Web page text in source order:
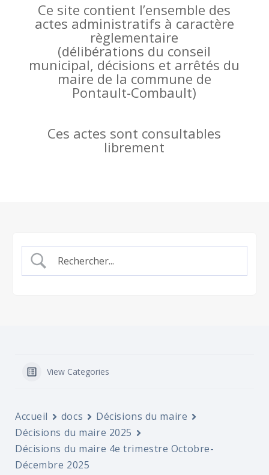
Ce site contient l’ensemble des
actes administratifs à caractère
règlementaire
(délibérations du conseil
municipal, décisions et arrêtés du
maire de la commune de
Pontault-Combault)
Ces actes sont consultables
librement
View Categories
Accueil docs
Décisions du maire
Décisions du maire 2025
Décisions du maire 4e trimestre Octobre-
Décembre 2025